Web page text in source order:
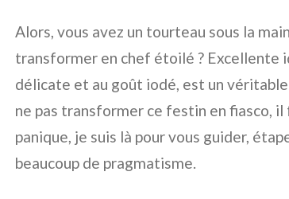
Alors, vous avez un tourteau sous la
transformer en chef étoilé ? Excellente
délicate et au goût iodé, est un
ne pas transformer ce festin en fiasco,
panique, je suis là pour vous guider,
beaucoup de pragmatisme.